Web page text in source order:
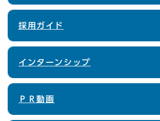
採用ガイド
インターンシップ
ＰＲ動画